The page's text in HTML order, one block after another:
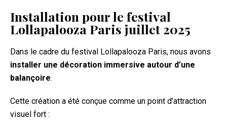
Installation pour le festival
Lollapalooza Paris juillet 2025
Dans le cadre du festival Lollapalooza Paris, nous avons
installer une décoration immersive autour d’une
balançoire.
Cette création a été conçue comme un point d’attraction
visuel fort :